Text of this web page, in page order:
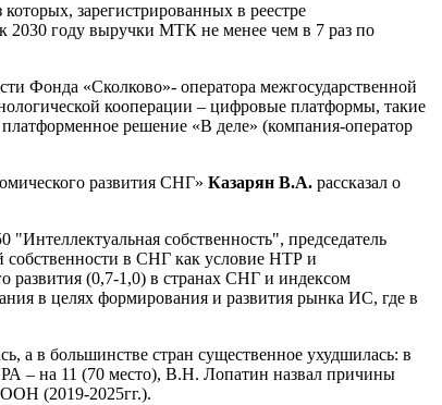
зарегистрированных в реестре
2030 году выручки МТК не менее чем в 7 раз по
Фонда «Сколково»- оператора межгосударственной
кооперации – цифровые платформы, такие
решение «В деле» (компания-оператор
развития СНГ» Казарян В.А. рассказал о
собственность", председатель
собственности в СНГ как условие НТР и
развития (0,7-1,0) в странах СНГ и индексом
в целях формирования и развития рынка ИС, где в
а в большинстве стран существенное ухудшилась: в
– на 11 (70 место), В.Н. Лопатин назвал причины
(2019-2025гг.).